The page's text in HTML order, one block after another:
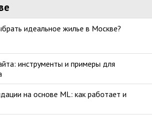
идеальное жилье в Москве?
инструменты и примеры для
на основе ML: как работает и